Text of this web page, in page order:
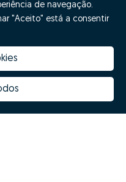
de navegação.
"Aceito" está a consentir